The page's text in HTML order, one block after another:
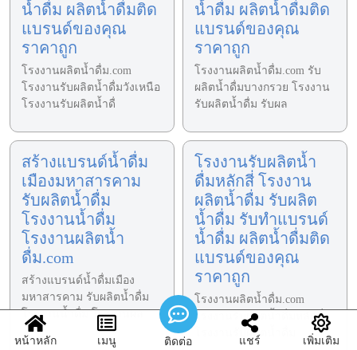
น้ำดื่ม ผลิตน้ำดื่มติด
แบรนด์ของคุณ
ราคาถูก
โรงงานผลิตน้ำดื่ม.com
โรงงานรับผลิตน้ำดื่มวังเหนือ
โรงงานรับผลิตน้ำดื่
น้ำดื่ม ผลิตน้ำดื่มติด
แบรนด์ของคุณ
ราคาถูก
โรงงานผลิตน้ำดื่ม.com รับ
ผลิตน้ำดื่มบางกรวย โรงงาน
รับผลิตน้ำดื่ม รับผล
สร้างแบรนด์น้ำดื่ม
เมืองมหาสารคาม
รับผลิตน้ำดื่ม
โรงงานน้ำดื่ม
โรงงานผลิตน้ำ
ดื่ม.com
สร้างแบรนด์น้ำดื่มเมือง
มหาสารคาม รับผลิตน้ำดื่ม
โรงงานน้ำดื่ม โรงงานผล
โรงงานรับผลิตน้ำ
ดื่มหลักสี่ โรงงาน
ผลิตน้ำดื่ม รับผลิต
น้ำดื่ม รับทำแบรนด์
น้ำดื่ม ผลิตน้ำดื่มติด
แบรนด์ของคุณ
ราคาถูก
โรงงานผลิตน้ำดื่ม.com
โรงงานรับผลิตน้ำดื่มหลักสี่
โรงงานรับผลิตน้ำดื่ม
หน้าหลัก เมนู ติดต่อ แชร์ เพิ่มเติม